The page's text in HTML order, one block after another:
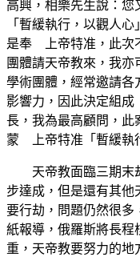
高興，相樂先生說：您
「暫緩執行，以觀人
是奉 上帝特准，此次
團體請天帝教來，我
學術團體，經常邀請各
影響力，因此決定組
長，我為最高顧問，此
蒙 上帝特准「暫緩執
天帝教面臨三期末劫
步達成，但是還有其他
要行劫，問題仍然很多
紙報導，俄羅斯將長程
重，天帝教要努力的地